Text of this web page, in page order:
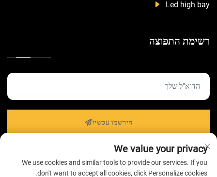
Led high bay
רשימת התפוצה
הירשמו עכשיו
כל הזכויות שמורות © 2026 על ידי חברת ZHONGSHAN
We value your privacy
We use cookies and similar tools to provide our services. If you
don't want to accept all cookies, click Personalize cookies.